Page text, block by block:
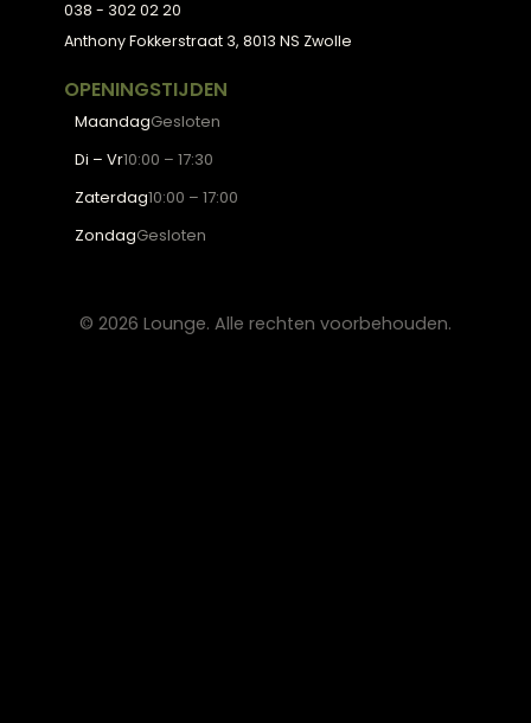
3D Ontwerp
Personal Shopping
3D Configurator
BESTSELLERS
Eettafels
Fauteuils